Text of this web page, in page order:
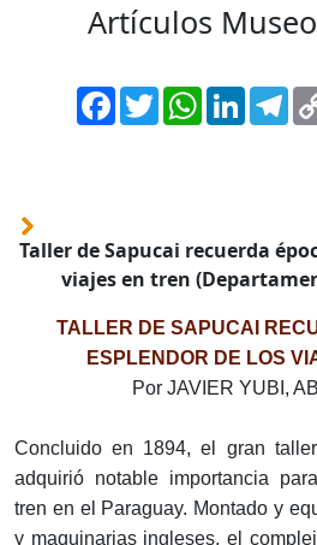
Artículos
Facebook
TwitterWhatsApp
LinkedIn
Taller de Sapucai recuerda
viajes en tren
TALLER DE SAPUCAI
ESPLENDOR DE LOS
Por JAVIER YUBI,
Concluido en 1894, el gran
adquirió notable importancia
tren en el Paraguay. Montado y
y maquinarias ingleses, el